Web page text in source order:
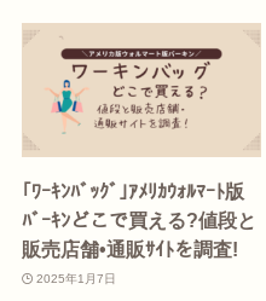
｢ﾜｰｷﾝﾊﾞｯｸﾞ｣ｱﾒﾘｶｳｫﾙﾏｰﾄ版
ﾊﾞｰｷﾝどこで買える?値段と
販売店舗•通販ｻｲﾄを調査!
2025年1月7日